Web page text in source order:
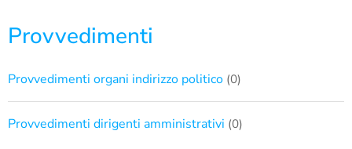
Provvedimenti
Provvedimenti organi indirizzo politico (0)
Provvedimenti dirigenti amministrativi (0)